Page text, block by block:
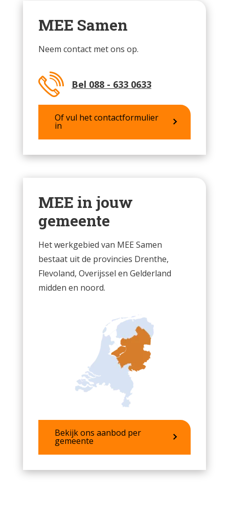
MEE Samen
Neem contact met ons op.
Bel 088 - 633 0633
Of vul het contactformulier
in
MEE in jouw
gemeente
Het werkgebied van MEE Samen
bestaat uit de provincies Drenthe,
Flevoland, Overijssel en Gelderland
midden en noord.
Bekijk ons aanbod per
gemeente